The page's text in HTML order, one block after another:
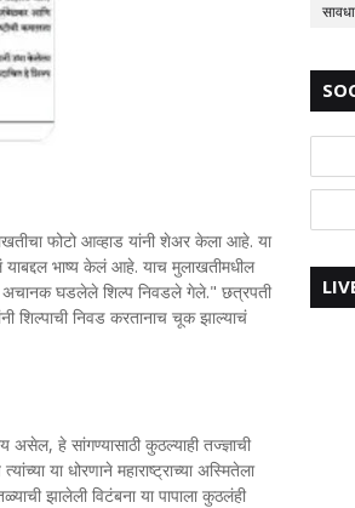
फोटो आव्हाड यांनी शेअर केला आहे. या
याबद्दल भाष्य केलं आहे. याच मुलाखतीमधील
अचानक घडलेले शिल्प निवडले गेले." छत्रपती
शिल्पाची निवड करतानाच चूक झाल्याचं
असेल, हे सांगण्यासाठी कुठल्याही तज्ज्ञाची
या धोरणाने महाराष्ट्राच्या अस्मितेला
झालेली विटंबना या पापाला कुठलंही